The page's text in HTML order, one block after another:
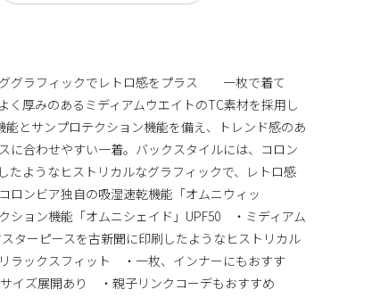
ググラフィックでレトロ感をプラス 一枚で着て
く厚みのあるミディアムウエイトのTC素材を採用し
とサンプロテクション機能を備え、トレンド感のあ
に合わせやすい一着。バックスタイルには、コロン
たようなヒストリカルなグラフィックで、レトロ感
ビア独自の吸湿速乾機能「オムニウィッ
ョン機能「オムニシェイド」UPF50 ・ミディアム
ターピースを古新聞に印刷したようなヒストリカル
ラックスフィット ・一枚、インナーにもおすす
イズ展開あり ・親子リンクコーデもおすすめ